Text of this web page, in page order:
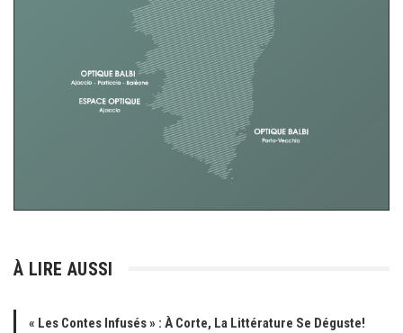
À LIRE AUSSI
« Les Contes Infusés » : À Corte, La Littérature Se Déguste!